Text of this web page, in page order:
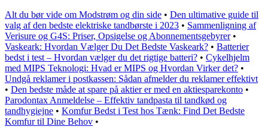
Alt du bør vide om Modstrøm og din side • Den ultimative guide til
valg af den bedste elektriske tandbørste i 2023 • Sammenligning af
Verisure og G4S: Priser, Opsigelse og Abonnementsgebyrer•
Vaskeark: Hvordan Vælger Du Det Bedste Vaskeark? • Batterier
bedst i test – Hvordan vælger du det rigtige batteri? • Cykelhjelm
med MIPS Teknologi: Hvad er MIPS og Hvordan Virker det? •
Undgå reklamer i postkassen: Sådan afmelder du reklamer effektivt
• Den bedste måde at spare på aktier er med en aktiesparekonto •
Parodontax Anmeldelse – Effektiv tandpasta til tandkød og
tandhygiejne • Komfur Bedst i Test hos Tænk: Find Det Bedste
Komfur til Dine Behov •